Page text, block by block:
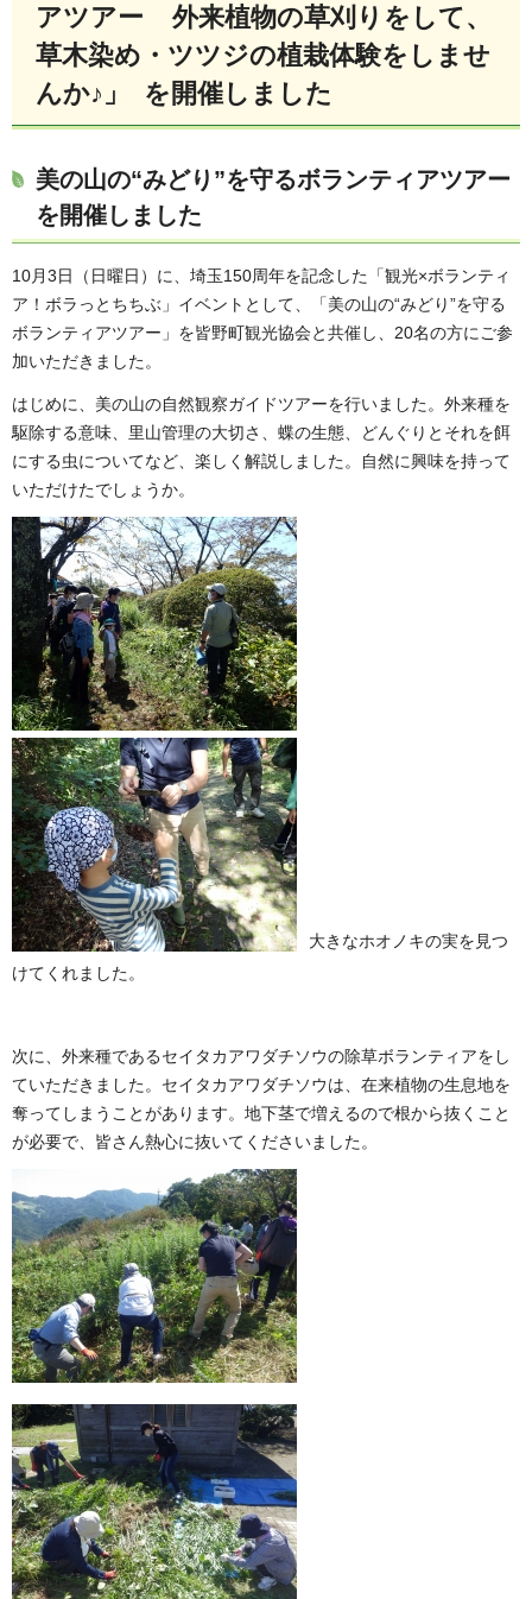
アツアー 外来植物の草刈りをして、
草木染め・ツツジの植栽体験をしませ
んか♪」 を開催しました
美の山の“みどり”を守るボランティアツアー
を開催しました
10月3日（日曜日）に、埼玉150周年を記念した「観光×ボランティ
ア！ボラっとちちぶ」イベントとして、「美の山の“みどり”を守る
ボランティアツアー」を皆野町観光協会と共催し、20名の方にご参
加いただきました。
はじめに、美の山の自然観察ガイドツアーを行いました。外来種を
駆除する意味、里山管理の大切さ、蝶の生態、どんぐりとそれを餌
にする虫についてなど、楽しく解説しました。自然に興味を持って
いただけたでしょうか。
大きなホオノキの実を見つ
けてくれました。
次に、外来種であるセイタカアワダチソウの除草ボランティアをし
ていただきました。セイタカアワダチソウは、在来植物の生息地を
奪ってしまうことがあります。地下茎で増えるので根から抜くこと
が必要で、皆さん熱心に抜いてくださいました。